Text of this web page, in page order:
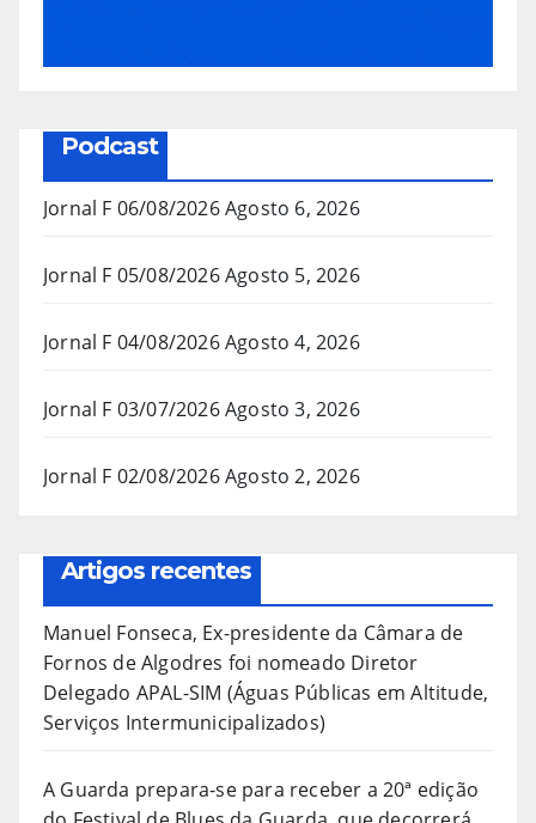
Podcast
Jornal F 06/08/2026Agosto 6, 2026
Jornal F 05/08/2026Agosto 5, 2026
Jornal F 04/08/2026Agosto 4, 2026
Jornal F 03/07/2026Agosto 3, 2026
Jornal F 02/08/2026Agosto 2, 2026
Artigos recentes
Manuel Fonseca, Ex-presidente da Câmara de
Fornos de Algodres foi nomeado Diretor
Delegado APAL-SIM (Águas Públicas em Altitude,
Serviços Intermunicipalizados)
A Guarda prepara-se para receber a 20ª edição